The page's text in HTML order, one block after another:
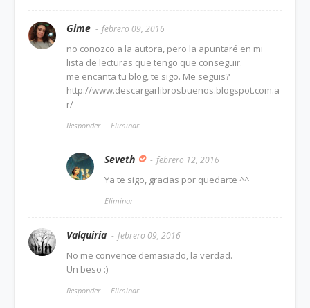
Gime febrero 09, 2016
no conozco a la autora, pero la apuntaré en mi
lista de lecturas que tengo que conseguir.
me encanta tu blog, te sigo. Me seguis?
http://www.descargarlibrosbuenos.blogspot.com.a
r/
Responder Eliminar
Seveth febrero 12, 2016
Ya te sigo, gracias por quedarte ^^
Eliminar
Valquiria febrero 09, 2016
No me convence demasiado, la verdad.
Un beso :)
Responder Eliminar